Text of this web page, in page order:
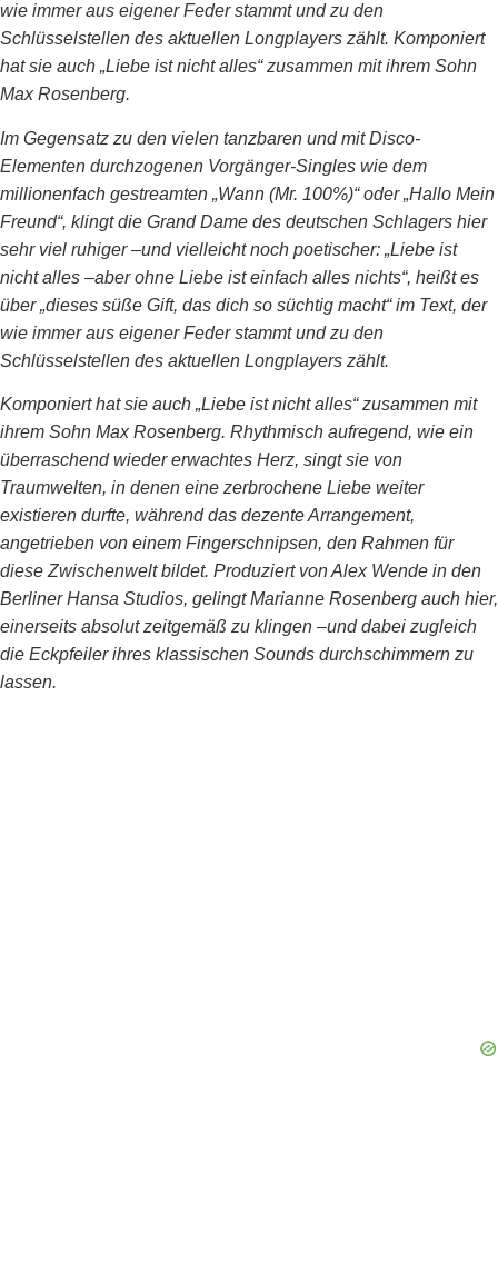
wie immer aus eigener Feder stammt und zu den
Schlüsselstellen des aktuellen Longplayers zählt. Komponiert
hat sie auch „Liebe ist nicht alles“ zusammen mit ihrem Sohn
Max Rosenberg.
Im Gegensatz zu den vielen tanzbaren und mit Disco-
Elementen durchzogenen Vorgänger-Singles wie dem
millionenfach gestreamten „Wann (Mr. 100%)“ oder „Hallo Mein
Freund“, klingt die Grand Dame des deutschen Schlagers hier
sehr viel ruhiger –und vielleicht noch poetischer: „Liebe ist
nicht alles –aber ohne Liebe ist einfach alles nichts“, heißt es
über „dieses süße Gift, das dich so süchtig macht“ im Text, der
wie immer aus eigener Feder stammt und zu den
Schlüsselstellen des aktuellen Longplayers zählt.
Komponiert hat sie auch „Liebe ist nicht alles“ zusammen mit
ihrem Sohn Max Rosenberg. Rhythmisch aufregend, wie ein
überraschend wieder erwachtes Herz, singt sie von
Traumwelten, in denen eine zerbrochene Liebe weiter
existieren durfte, während das dezente Arrangement,
angetrieben von einem Fingerschnipsen, den Rahmen für
diese Zwischenwelt bildet. Produziert von Alex Wende in den
Berliner Hansa Studios, gelingt Marianne Rosenberg auch hier,
einerseits absolut zeitgemäß zu klingen –und dabei zugleich
die Eckpfeiler ihres klassischen Sounds durchschimmern zu
lassen.